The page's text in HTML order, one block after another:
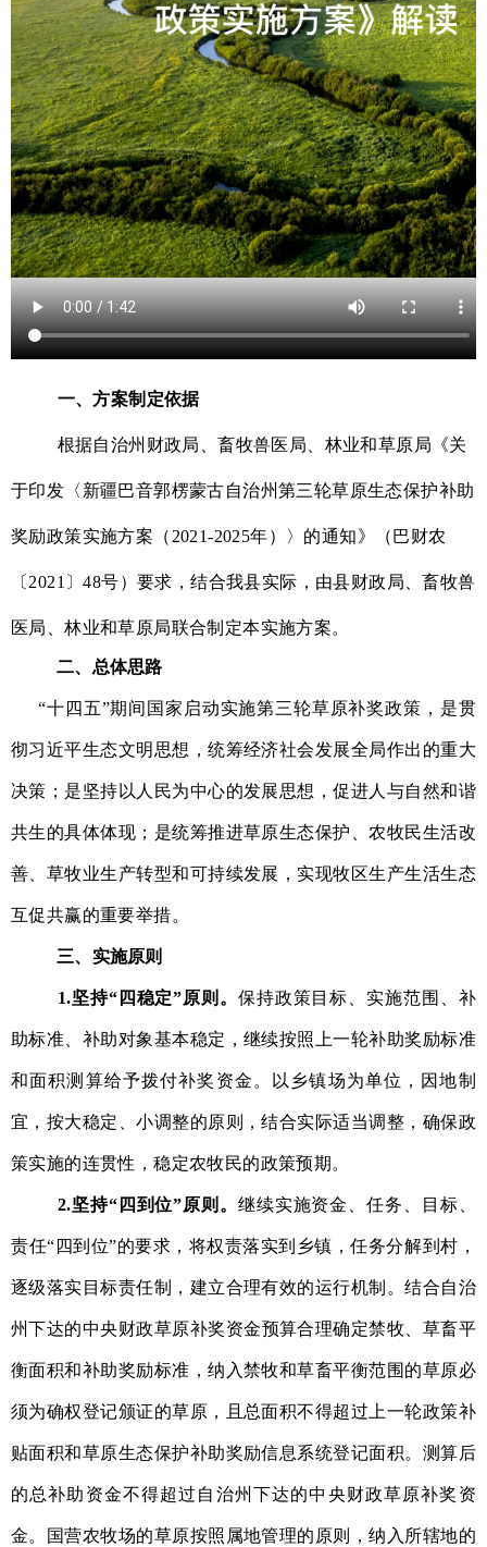
一、方案制定依据
根据自治州 财政局 、畜牧兽医局 、林业和草原局《关
于印发〈新疆巴音郭楞蒙古自治州第三轮草原生态保护补助
奖励政策实施方案（ 2021-2025年）〉的通知》（ 巴财农
〔 2021 〕48号）要求，结合我县实际，由县财政局、畜牧兽
医局、林业和草原局联合制定本实施方案。
二、总体思路
“十四五”期间国家启动实施第三轮草原补奖政策，是贯
彻习近平生态文明思想，统筹经济社会发展全局作出的重大
决策；是坚持以人民为中心的发展思想，促进人与自然和谐
共生的具体体现；是统筹推进草原生态保护、农牧民生活改
善、草牧业生产转型和可持续发展，实现牧区生产生活生态
互促共赢的重要举措。
三、实施原则
1.坚持“四稳定”原则。 保持政策目标、实施范围、补
助标准、补助对象基本稳定，继续按照上一轮补助奖励标准
和面积测算给予拨付补奖资金。 以 乡镇场为单位，因地制
宜，按大稳定、小调整的原则，结合实际适当调整，确保政
策实施的连贯性，稳定农牧民的政策预期。
2.坚持“四到位”原则 。 继续实施资金、任务、目标、
责任“四到位”的要求，将权责落实到乡镇，任务分解到村，
逐级落实目标责任制，建立合理有效的运行机制。结合自治
州下达的中央财政草原补奖资金预算合理确定禁牧、草畜平
衡面积和补助奖励标准，纳入禁牧和草畜平衡范围的草原必
须为确权登记颁证的草原，且总面积不得超过上一轮政策补
贴面积和草原生态保护补助奖励信息系统登记面积。测算后
的总补助资金不得超过自治州 下达的中央财政草原补奖资
金。国营农牧场的草原按照属地管理的原则，纳入所辖地的